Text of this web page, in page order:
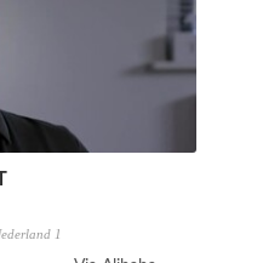
1